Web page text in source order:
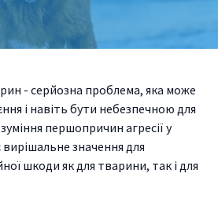
- серйозна проблема, яка може
і навіть бути небезпечною для
першопричин агресії у
значення для
шкоди як для тварини, так і для